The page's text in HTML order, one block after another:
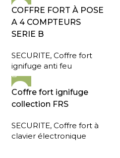
COFFRE FORT À POSE
A 4 COMPTEURS
SERIE B
SECURITE, Coffre fort
ignifuge anti feu
Coffre fort ignifuge
collection FRS
SECURITE, Coffre fort à
clavier électronique